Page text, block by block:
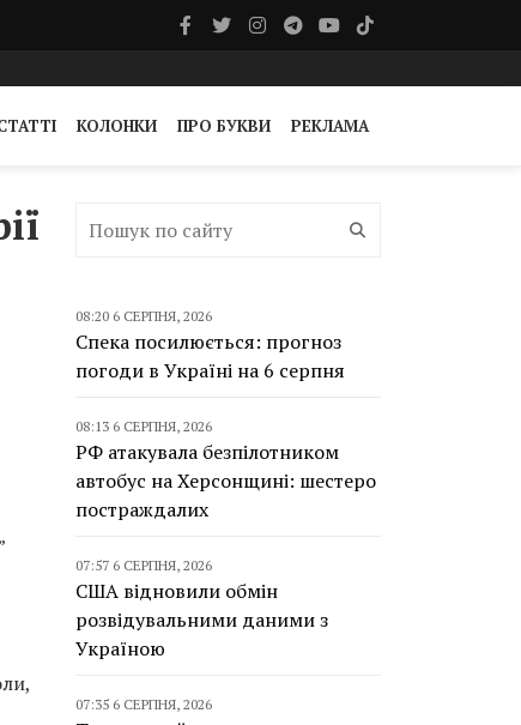
КОЛОНКИ ПРО БУКВИ РЕКЛАМА
08:20 6 СЕРПНЯ, 2026
Спека посилюється: прогноз
погоди в Україні на 6 серпня
08:13 6 СЕРПНЯ, 2026
РФ атакувала безпілотником
автобус на Херсонщині: шестеро
постраждалих
07:57 6 СЕРПНЯ, 2026
США відновили обмін
розвідувальними даними з
Україною
07:35 6 СЕРПНЯ, 2026